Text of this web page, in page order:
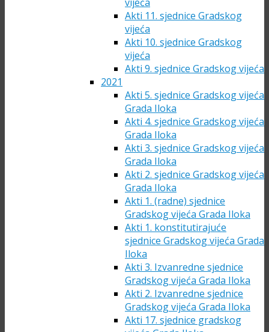
Akti 11. sjednice Gradskog
vijeća
Akti 10. sjednice Gradskog
vijeća
Akti 9. sjednice Gradskog vijeća
2021
Akti 5. sjednice Gradskog vijeća
Grada Iloka
Akti 4. sjednice Gradskog vijeća
Grada Iloka
Akti 3. sjednice Gradskog vijeća
Grada Iloka
Akti 2. sjednice Gradskog vijeća
Grada Iloka
Akti 1. (radne) sjednice
Gradskog vijeća Grada Iloka
Akti 1. konstitutirajuće
sjednice Gradskog vijeća Grada
Iloka
Akti 3. Izvanredne sjednice
Gradskog vijeća Grada Iloka
Akti 2. Izvanredne sjednice
Gradskog vijeća Grada Iloka
Akti 17. sjednice gradskog